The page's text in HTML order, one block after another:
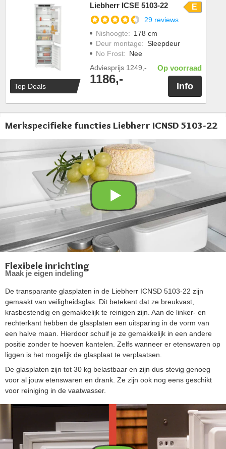
Top Deals
Liebherr ICSE 5103-22 E
29 reviews
Nishoogte: 178 cm
Deur montage: Sleepdeur
No Frost: Nee
Adviesprijs 1249,-
1186,-
Op voorraad
Info
Merkspecifieke functies Liebherr ICNSD 5103-22
Flexibele inrichting
Maak je eigen indeling
De transparante glasplaten in de Liebherr ICNSD 5103-22 zijn
gemaakt van veiligheidsglas. Dit betekent dat ze breukvast,
krasbestendig en gemakkelijk te reinigen zijn. Aan de linker- en
rechterkant hebben de glasplaten een uitsparing in de vorm van
een halve maan. Hierdoor schuif je ze gemakkelijk in een andere
positie zonder te hoeven kantelen. Zelfs wanneer er etenswaren op
liggen is het mogelijk de glasplaat te verplaatsen.
De glasplaten zijn tot 30 kg belastbaar en zijn dus stevig genoeg
voor al jouw etenswaren en drank. Ze zijn ook nog eens geschikt
voor reiniging in de vaatwasser.